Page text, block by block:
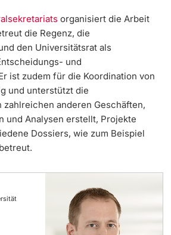
organisiert die Arbeit
die Regenz, die
den Universitätsrat als
und
ist zudem für die Koordination von
und unterstützt die
anderen Geschäften,
und Analysen erstellt, Projekte
Dossiers, wie zum Beispiel